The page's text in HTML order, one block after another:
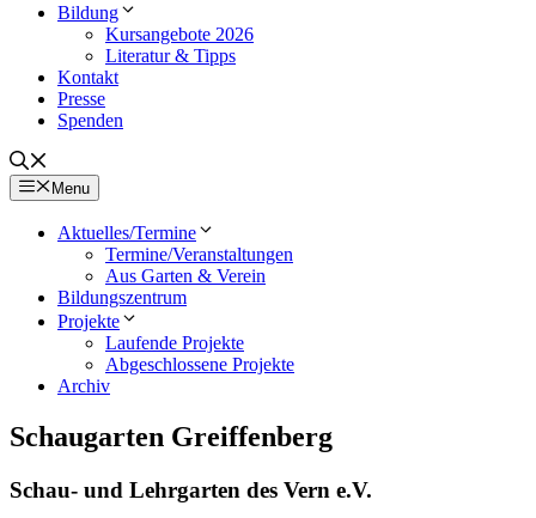
Bildung
Kursangebote 2026
Literatur & Tipps
Kontakt
Presse
Spenden
Menu
Aktuelles/Termine
Termine/Veranstaltungen
Aus Garten & Verein
Bildungszentrum
Projekte
Laufende Projekte
Abgeschlossene Projekte
Archiv
Schaugarten Greiffenberg
Schau- und Lehrgarten des Vern e.V.